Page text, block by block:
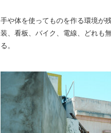
手や体を使ってものを作る環境が
装、看板、バイク、電線、どれも
る。